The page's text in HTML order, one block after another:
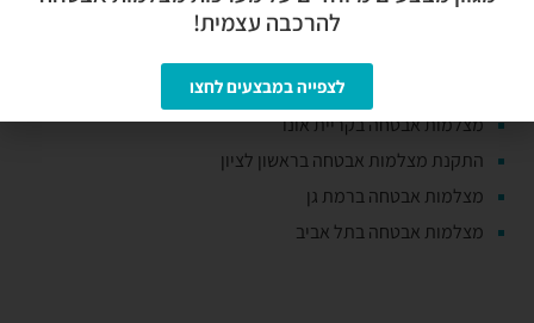
מצלמות אבטחה ביהוד
מצלמות אבטחה בפתח תקווה
מצלמות אבטחה בקריית אונו
התקנת מצלמות אבטחה בראשון לציון
מצלמות אבטחה ברמת גן
מצלמות אבטחה בתל אביב
להרכבה עצמית!
לצפייה במבצעים לחצו